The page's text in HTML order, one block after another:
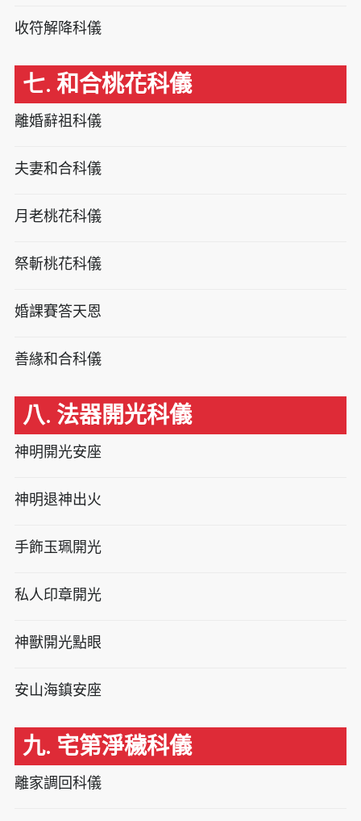
收符解降科儀
七. 和合桃花科儀
離婚辭祖科儀
夫妻和合科儀
月老桃花科儀
祭斬桃花科儀
婚課賽答天恩
善緣和合科儀
八. 法器開光科儀
神明開光安座
神明退神出火
手飾玉珮開光
私人印章開光
神獸開光點眼
安山海鎮安座
九. 宅第淨穢科儀
離家調回科儀